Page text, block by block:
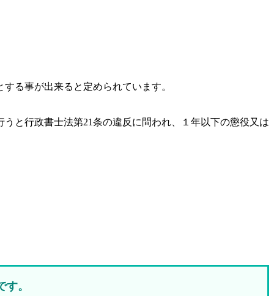
る事が出来ると定められています。
と行政書士法第21条の違反に問われ、
１年以下の懲役又は
。